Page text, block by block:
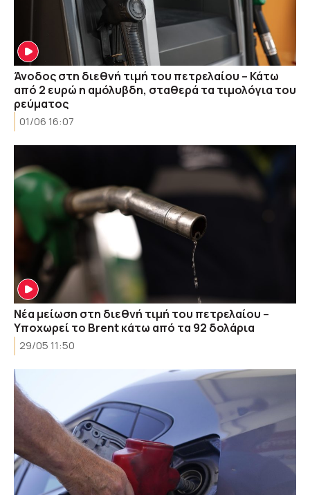
Άνοδος στη διεθνή τιμή του πετρελαίου – Κάτω
από 2 ευρώ η αμόλυβδη, σταθερά τα τιμολόγια του
ρεύματος
01/06 16:07
Νέα μείωση στη διεθνή τιμή του πετρελαίου –
Υποχωρεί το Brent κάτω από τα 92 δολάρια
29/05 11:50